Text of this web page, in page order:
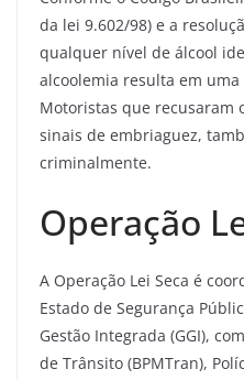
da lei 9.602/98) e a
qualquer nível de álcool
alcoolemia resulta em uma
Motoristas que recusaram
sinais de embriaguez,
criminalmente.
Operação
A Operação Lei Seca é
Estado de Segurança
Gestão Integrada (GGI),
de Trânsito (BPMTran),